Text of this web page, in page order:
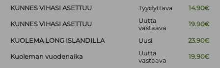
KUNNES VIHASI ASETTUU Tyydyttävä 14.90€
KUNNES VIHASI ASETTUU
Uutta
vastaava
19.90€
KUOLEMA LONG ISLANDILLA Uusi 23.90€
Kuoleman vuodenaika
Uutta
vastaava
19.90€